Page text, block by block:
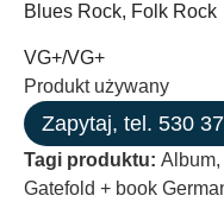
Blues Rock, Folk Rock
VG+/VG+
Produkt używany
Zapytaj, tel. 530
Tagi produktu: Album,
Gatefold + book